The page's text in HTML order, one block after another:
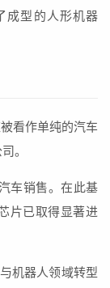
成型的人形机器
看作单纯的汽车
。
车销售。在此基
片已取得显著进
机器人领域转型